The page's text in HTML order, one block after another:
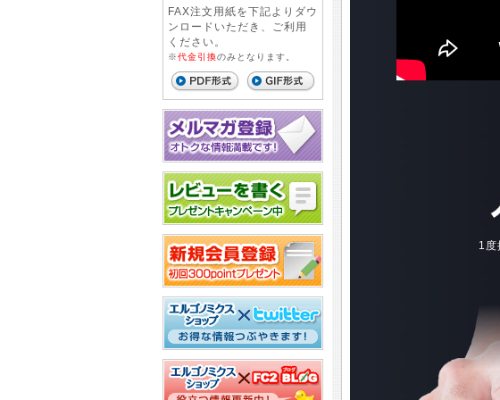
FAX注文用紙を下記よりダウ
ンロードいただき、ご利用
ください。
※代金引換のみとなります。
1度